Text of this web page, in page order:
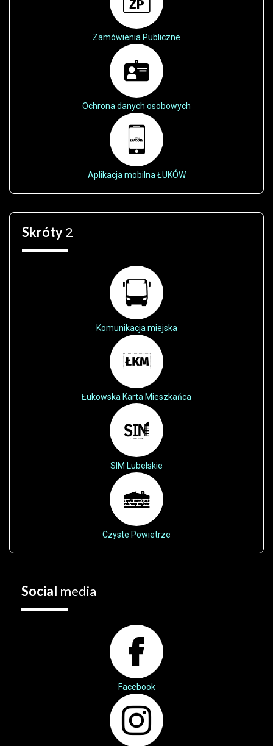
Zamówienia Publiczne
Ochrona danych osobowych
Aplikacja mobilna ŁUKÓW
Skróty2
Komunikacja miejska
Łukowska Karta Mieszkańca
SIM Lubelskie
Czyste Powietrze
Social media
Facebook